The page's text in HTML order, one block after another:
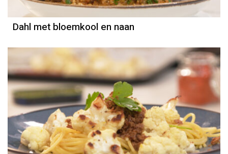
Dahl met bloemkool en naan
Recept
Mounir Toub